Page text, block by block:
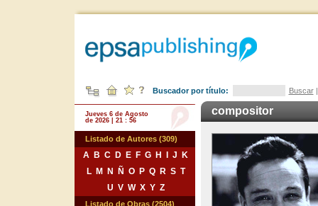
Buscador por título: Buscar
Jueves 6 de Agosto
de 2026 | 21 : 56
Listado de Autores (309)
A B C D E F G H J
K
L
M N Ñ O P Q R S T
U V W X Y Z
Listado de Obras (2504)
compositor